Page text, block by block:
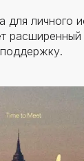
для личного